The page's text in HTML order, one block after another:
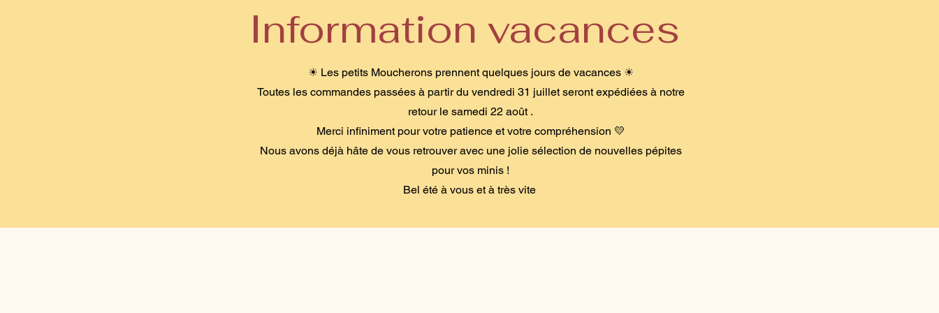
Information vacances
☀ Les petits Moucherons prennent quelques jours de vacances ☀
Toutes les commandes passées à partir du vendredi 31 juillet seront expédiées à notre
retour le samedi 22 août .
Merci infiniment pour votre patience et votre compréhension 💛
Nous avons déjà hâte de vous retrouver avec une jolie sélection de nouvelles pépites
pour vos minis !
Bel été à vous et à très vite